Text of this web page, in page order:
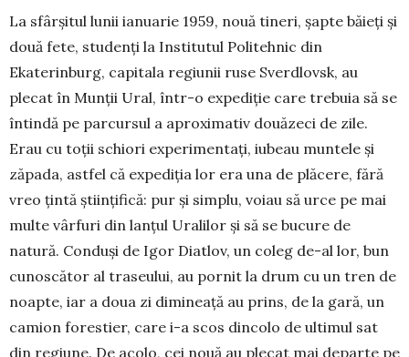
La sfârşitul lunii ianuarie 1959, nouă tineri, şapte băieți şi
două fete, studenţi la Institutul Po­li­tehnic din
Ekaterinburg, capitala regiunii ruse Sver­dlovsk, au
plecat în Munții Ural, într-o expediţie care trebuia să se
întindă pe parcursul a aproximativ douăzeci de zile.
Erau cu toţii schiori ex­pe­ri­men­taţi, iubeau muntele şi
zăpada, astfel că expediţia lor era una de plăcere, fără
vreo ţintă ştiinţifică: pur şi simplu, voiau să urce pe mai
multe vârfuri din lanţul Uralilor şi să se bucure de
natură. Conduși de Igor Diatlov, un coleg de-al lor, bun
cunoscător al traseului, au pornit la drum cu un tren de
noap­te, iar a doua zi dimineaţă au prins, de la gară, un
camion fo­restier, care i-a scos din­colo de ultimul sat
din regiune. De acolo, cei nouă au plecat mai de­parte pe